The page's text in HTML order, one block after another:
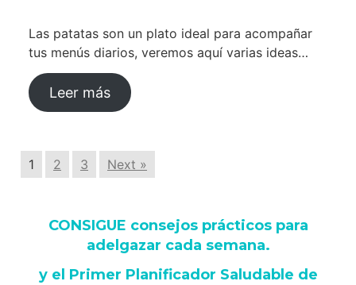
Las patatas son un plato ideal para acompañar
tus menús diarios, veremos aquí varias ideas…
Leer más
1 2 3 Next »
CONSIGUE consejos prácticos para
adelgazar cada semana.
y el Primer Planificador Saludable de